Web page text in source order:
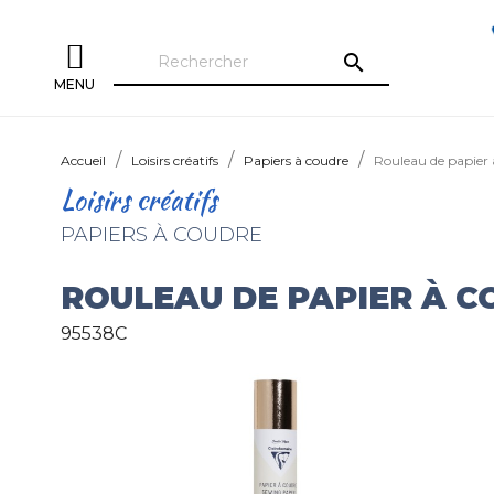
MENU
search
Accueil Loisirs créatifs Papiers à coudre Rouleau de papier
Loisirs créatifs
PAPIERS À COUDRE
ROULEAU DE PAPIER À
95538C